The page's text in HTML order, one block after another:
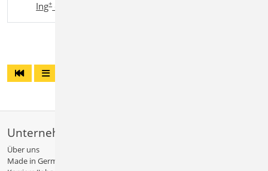
Ing+classic
Unternehmen
Über uns
Made in Germany